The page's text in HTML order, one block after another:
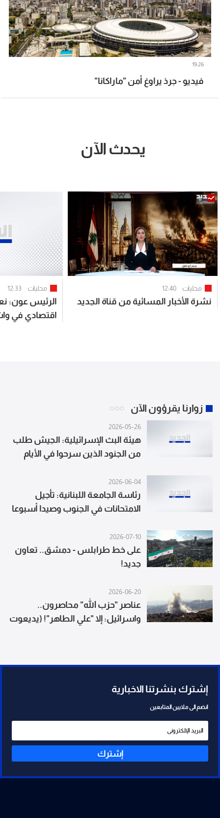
فيديو - جرذ يراوغ أمن "ماراكانا"
19:26
يحدث الآن
محليات 12:40
نشرة الأخبار المسائية من قناة الجديد
محليات 12:33
الرئيس عون:
اقتصادي في
زوارنا يقرؤون الآن
2026-05-26
هيئة البث الإسرائيلية: الجيش طلب
من الجنود الذين سرحوا في الأيام
فوراً
2026-06-04
رئاسة الجامعة اللبنانية: تأجيل
الامتحانات في الجنوب وصيدا أسبوعا
2026-07-10
على خط طرابلس - دمشق.. تعاون
جديد!
2026-06-20
عناصر "حزب الله" محاصرون..
واسرائيل: إلا "علي الطاهر"! (يديعوت
إشترك بنشرتنا الاخبارية
انضم الى ملايين المتابعين
إشترك